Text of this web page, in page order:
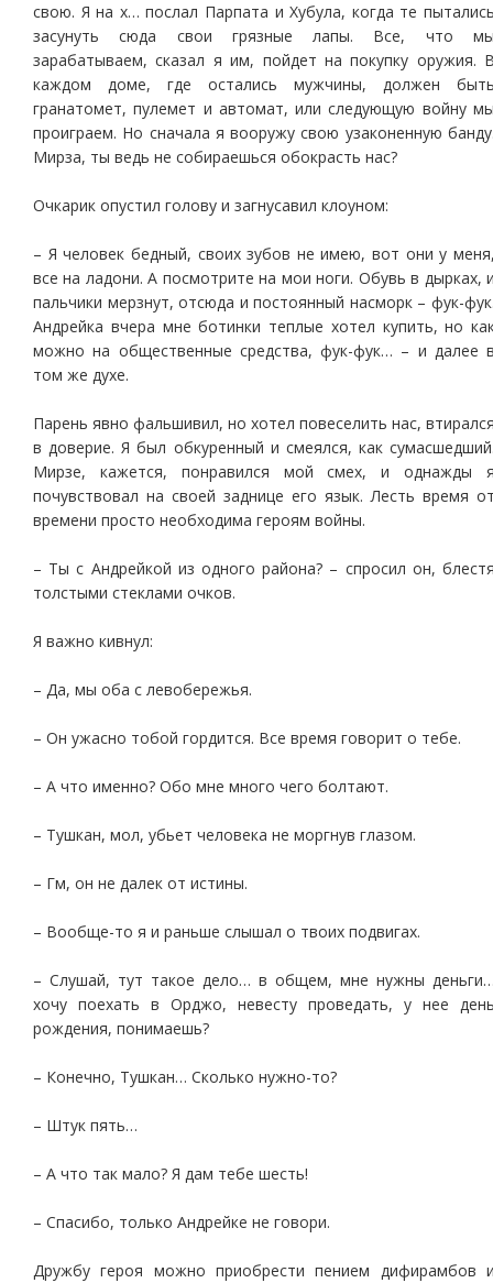
свою. Я на х… послал Парпата и Хубула, когда те
засунуть сюда свои грязные лапы. Все, что
зарабатываем, сказал я им, пойдет на покупку оружия.
каждом доме, где остались мужчины, должен
гранатомет, пулемет и автомат, или следующую войну
проиграем. Но сначала я вооружу свою узаконенную
Мирза, ты ведь не собираешься обокрасть нас?
Очкарик опустил голову и загнусавил клоуном:
– Я человек бедный, своих зубов не имею, вот они у
все на ладони. А посмотрите на мои ноги. Обувь в дырках,
пальчики мерзнут, отсюда и постоянный насморк – фук-
Андрейка вчера мне ботинки теплые хотел купить, но
можно на общественные средства, фук-фук… – и далее
том же духе.
Парень явно фальшивил, но хотел повеселить нас,
в доверие. Я был обкуренный и смеялся, как
Мирзе, кажется, понравился мой смех, и однажды
почувствовал на своей заднице его язык. Лесть время
времени просто необходима героям войны.
– Ты с Андрейкой из одного района? – спросил он,
толстыми стеклами очков.
Я важно кивнул:
– Да, мы оба с левобережья.
– Он ужасно тобой гордится. Все время говорит о тебе.
– А что именно? Обо мне много чего болтают.
– Тушкан, мол, убьет человека не моргнув глазом.
– Гм, он не далек от истины.
– Вообще-то я и раньше слышал о твоих подвигах.
– Слушай, тут такое дело… в общем, мне нужны
хочу поехать в Орджо, невесту проведать, у нее
рождения, понимаешь?
– Конечно, Тушкан… Сколько нужно-то?
– Штук пять…
– А что так мало? Я дам тебе шесть!
– Спасибо, только Андрейке не говори.
Дружбу героя можно приобрести пением дифирамбов